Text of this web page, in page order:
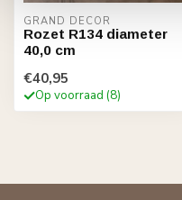
GRAND DECOR
Rozet R134 diameter
40,0 cm
€40,95
Op voorraad (8)